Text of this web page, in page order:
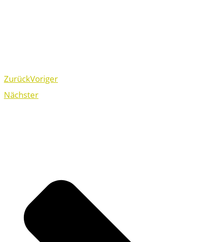
ZurückVoriger
Nächster